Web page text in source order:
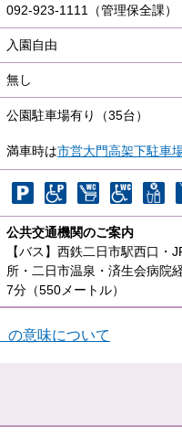
092-923-1111（管理保全課）
入園自由
無し
公園駐車場有り（35台）
満車時は市営大門高架下駐車
公共交通機関のご案内
【バス】西鉄二日市駅西口
所・二日市温泉・済生会病院
7分（550メートル）
の意味について